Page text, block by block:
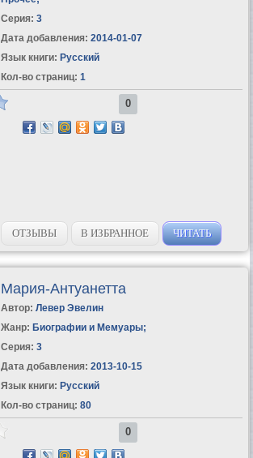
Серия: 3
Дата добавления: 2014-01-07
Язык книги: Русский
Кол-во страниц: 1
0
ОТЗЫВЫ В ИЗБРАННОЕ ЧИТАТЬ
Мария-Антуанетта
Автор: Левер Эвелин
Жанр: Биографии и Мемуары;
Серия: 3
Дата добавления: 2013-10-15
Язык книги: Русский
Кол-во страниц: 80
0